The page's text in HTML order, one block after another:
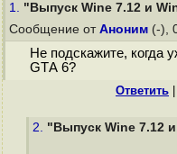
1. "Выпуск Wine 7.12 и
Сообщение от Аноним (-),
Не подскажите, когда
GТА 6?
Ответить
2. "Выпуск Wine 7.12